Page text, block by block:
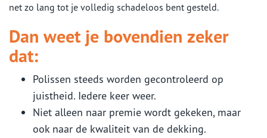
net zo lang tot je volledig schadeloos bent gesteld.
Dan weet je bovendien zeker
dat:
Polissen steeds worden gecontroleerd op
juistheid. Iedere keer weer.
Niet alleen naar premie wordt gekeken, maar
ook naar de kwaliteit van de dekking.